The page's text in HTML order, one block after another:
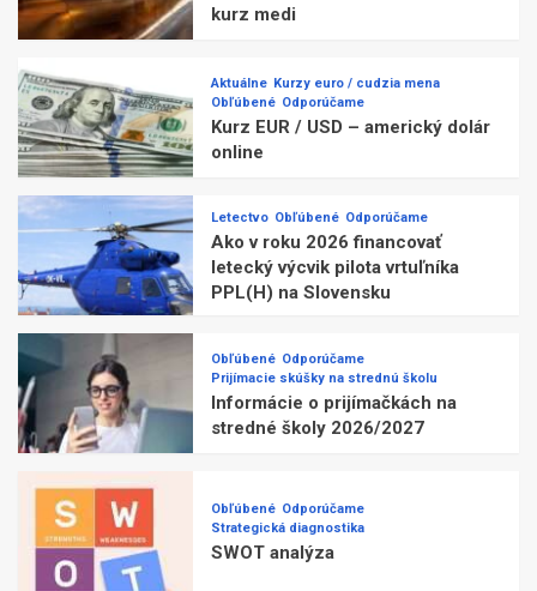
kurz medi
Aktuálne Kurzy euro / cudzia mena
Obľúbené Odporúčame
Kurz EUR / USD – americký dolár
online
Letectvo Obľúbené Odporúčame
Ako v roku 2026 financovať
letecký výcvik pilota vrtuľníka
PPL(H) na Slovensku
Obľúbené Odporúčame
Prijímacie skúšky na strednú školu
Informácie o prijímačkách na
stredné školy 2026/2027
Obľúbené Odporúčame
Strategická diagnostika
SWOT analýza